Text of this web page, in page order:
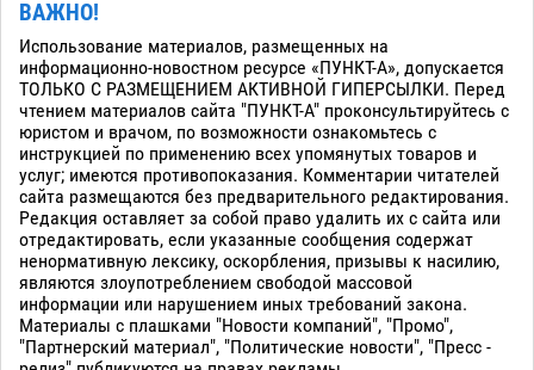
ВАЖНО!
Использование материалов, размещенных на
информационно-новостном ресурсе «ПУНКТ-А», допускается
ТОЛЬКО С РАЗМЕЩЕНИЕМ АКТИВНОЙ ГИПЕРСЫЛКИ. Перед
чтением материалов сайта "ПУНКТ-А" проконсультируйтесь с
юристом и врачом, по возможности ознакомьтесь с
инструкцией по применению всех упомянутых товаров и
услуг; имеются противопоказания. Комментарии читателей
сайта размещаются без предварительного редактирования.
Редакция оставляет за собой право удалить их с сайта или
отредактировать, если указанные сообщения содержат
ненормативную лексику, оскорбления, призывы к насилию,
являются злоупотреблением свободой массовой
информации или нарушением иных требований закона.
Материалы с плашками "Новости компаний", "Промо",
"Партнерский материал", "Политические новости", "Пресс -